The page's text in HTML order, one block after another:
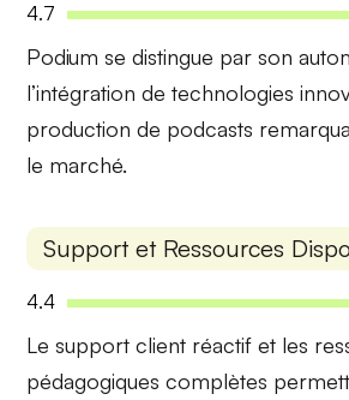
4.7
Podium se distingue par son
l’intégration de technologies
production de podcasts
le marché.
Support et Ressources
4.4
Lesupport client réactif et les
pédagogiques complètes